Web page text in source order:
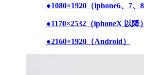
●1080×1920（iphone6、7、8
●1170×2532（iphoneX 以降）
●2160×1920（Android）